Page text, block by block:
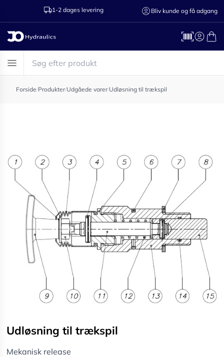
1-2 dages levering Ring til os
Bliv kunde og få adgang
Forside/Produkter/Udgåede varer/Udløsning til trækspil
Udløsning til trækspil
Mekanisk release